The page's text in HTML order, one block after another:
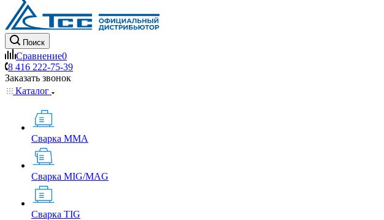
Поиск
Сравнение0
8 416 222-75-39
Заказать звонок
Каталог
Сварка MMA
Сварка MIG/MAG
Сварка TIG